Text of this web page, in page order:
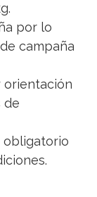
por lo
campaña
orientación
de
obligatorio